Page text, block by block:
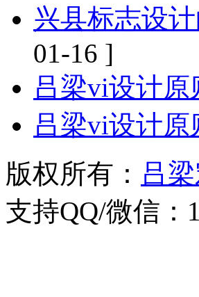
兴县标志设
01-16 ]
吕梁vi设计
吕梁vi设计原
版权所有： 吕
支持QQ/微信：